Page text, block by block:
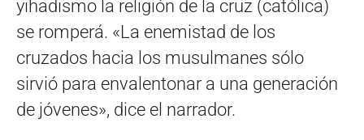
yihadismo la religión de la cruz (católica)
se romperá. «La enemistad de los
cruzados hacia los musulmanes sólo
sirvió para envalentonar a una generación
de jóvenes», dice el narrador.